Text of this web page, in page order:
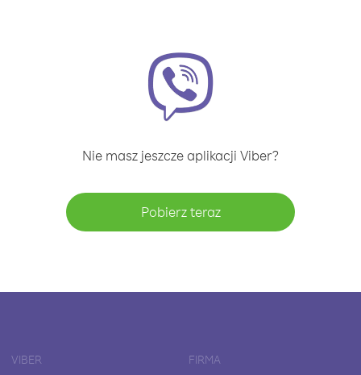
Nie masz jeszcze aplikacji Viber?
Pobierz teraz
VIBER FIRMA